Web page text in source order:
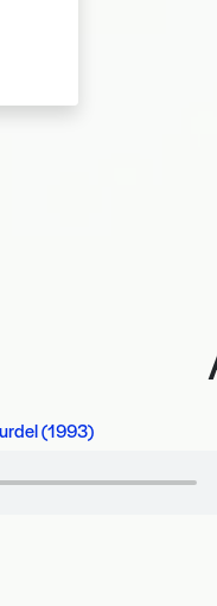
(1993)